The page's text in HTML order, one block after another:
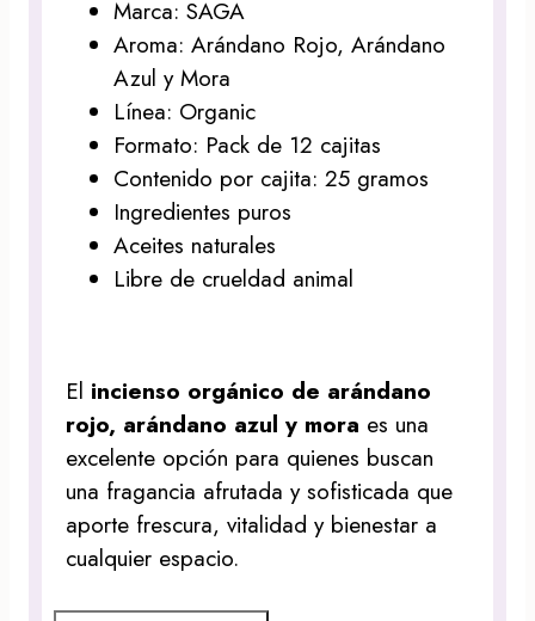
Marca: SAGA
Aroma: Arándano Rojo, Arándano
Azul y Mora
Línea: Organic
Formato: Pack de 12 cajitas
Contenido por cajita: 25 gramos
Ingredientes puros
Aceites naturales
Libre de crueldad animal
El incienso orgánico de arándano
rojo, arándano azul y mora es una
excelente opción para quienes buscan
una fragancia afrutada y sofisticada que
aporte frescura, vitalidad y bienestar a
cualquier espacio.